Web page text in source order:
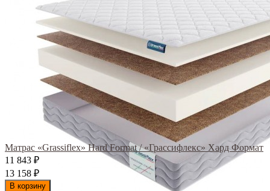
Матрас «Grassiflex» Hard Format / «Грассифлекс» Хард Формат
11 843 ₽
13 158 ₽
В корзину